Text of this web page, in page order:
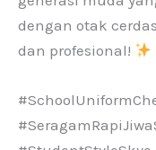
dengan otak
dan profesional!